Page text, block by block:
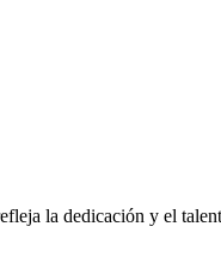
la dedicación y el